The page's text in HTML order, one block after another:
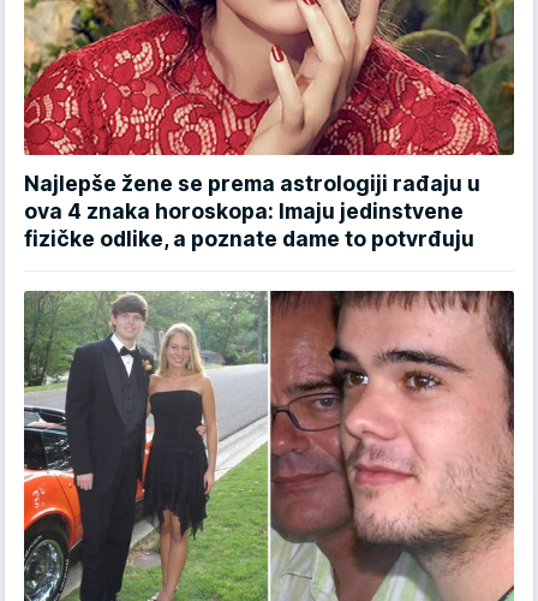
Najlepše žene se prema astrologiji rađaju u
ova 4 znaka horoskopa: Imaju jedinstvene
fizičke odlike, a poznate dame to potvrđuju